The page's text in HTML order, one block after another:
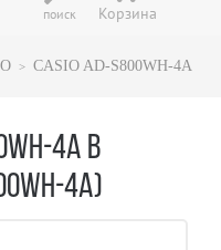
поиск
Корзина
CASIO AD-S800WH-4A
4A В
4A)